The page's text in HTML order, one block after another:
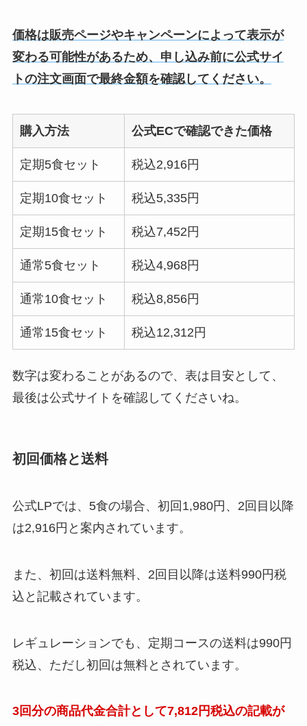
価格は販売ページやキャンペーンによって表示が
変わる可能性があるため、申し込み前に公式サイ
トの注文画面で最終金額を確認してください。
購入方法 公式ECで確認できた価格
定期5食セット 税込2,916円
定期10食セット 税込5,335円
定期15食セット 税込7,452円
通常5食セット 税込4,968円
通常10食セット 税込8,856円
通常15食セット 税込12,312円
数字は変わることがあるので、表は目安として、
最後は公式サイトを確認してくださいね。
初回価格と送料
公式LPでは、5食の場合、初回1,980円、2回目以降
は2,916円と案内されています。
また、初回は送料無料、2回目以降は送料990円税
込と記載されています。
レギュレーションでも、定期コースの送料は990円
税込、ただし初回は無料とされています。
3回分の商品代金合計として7,812円税込の記載が